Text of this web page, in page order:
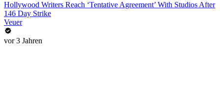
Hollywood Writers Reach ‘Tentative Agreement’ With Studios After
146 Day Strike
Veuer
vor 3 Jahren